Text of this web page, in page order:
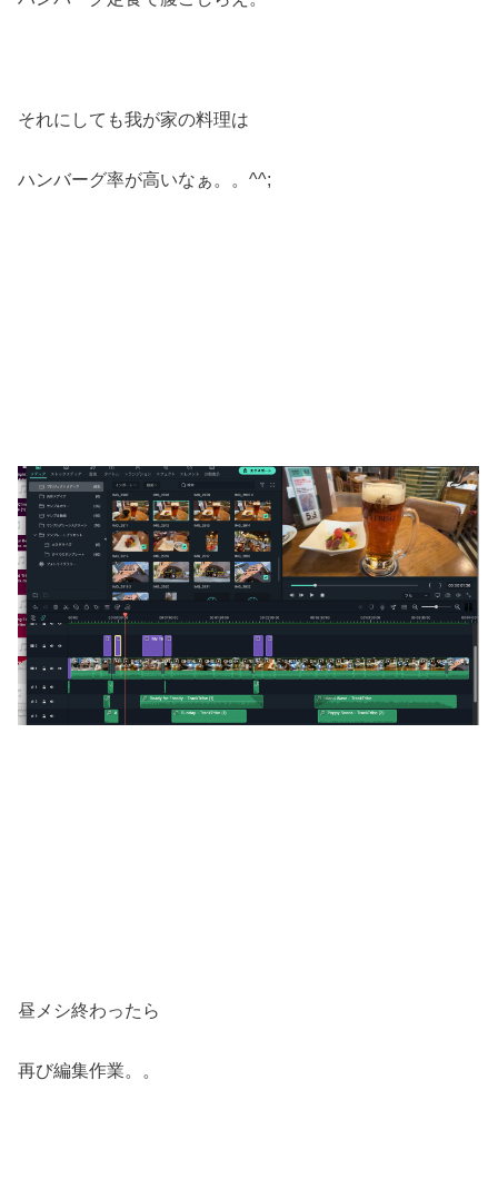
それにしても我が家の料理は
ハンバーグ率が高いなぁ。。^^;
昼メシ終わったら
再び編集作業。。